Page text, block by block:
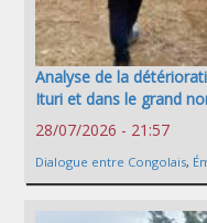
Analyse de la
Ituri et dans le grand
28/07/2026 - 21:57
Dialogue entre Congolais,